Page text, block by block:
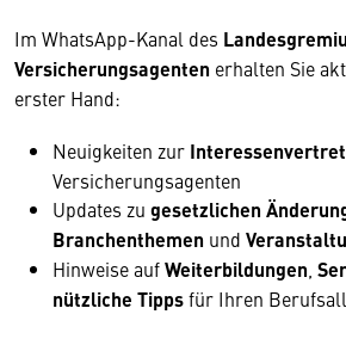
Im WhatsApp-Kanal des
Versicherungsagenten erhalten Sie
erster Hand:
Neuigkeiten zur
Versicherungsagenten
Updates zu gesetzlichen
Branchenthemen und
Hinweise aufWeiterbildungen
nützliche Tippsfür Ihren